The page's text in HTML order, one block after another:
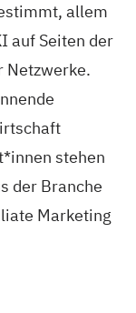
allem
auf Seiten der
Netzwerke.
stehen
der Branche
Marketing